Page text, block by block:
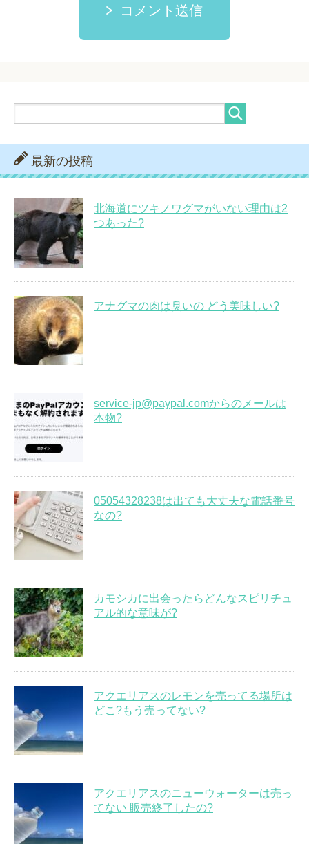
コメント送信
最新の投稿
北海道にツキノワグマがいない理由は2
つあった?
アナグマの肉は臭いの どう美味しい?
service-jp@paypal.comからのメールは
本物?
05054328238は出ても大丈夫な電話番号
なの?
カモシカに出会ったらどんなスピリチュ
アル的な意味が?
アクエリアスのレモンを売ってる場所は
どこ?もう売ってない?
アクエリアスのニューウォーターは売っ
てない 販売終了したの?